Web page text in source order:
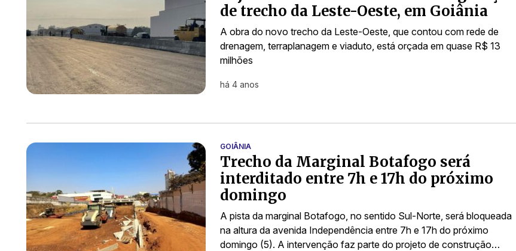
de trecho da Leste-Oeste, em Goiânia
A obra do novo trecho da Leste-Oeste, que contou com rede de
drenagem, terraplanagem e viaduto, está orçada em quase R$ 13
milhões
há 4 anos
GOIÂNIA
Trecho da Marginal Botafogo será
interditado entre 7h e 17h do próximo
domingo
A pista da marginal Botafogo, no sentido Sul-Norte, será bloqueada
na altura da avenida Independência entre 7h e 17h do próximo
domingo (5). A intervenção faz parte do projeto de construção…